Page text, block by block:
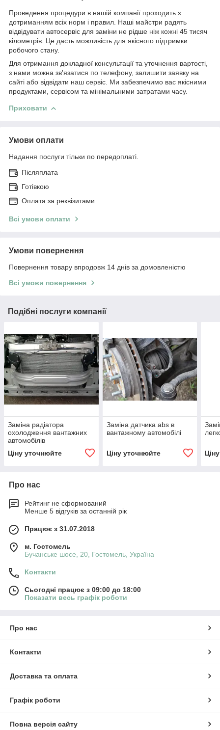
Проведення процедури в нашій компанії проходить з
дотриманням всіх норм і правил. Наші майстри радять
відвідувати автосервіс для заміни не рідше ніж кожні 45 тисяч
кілометрів. Це дасть можливість для якісного підтримки
робочого стану.
Для отримання докладної консультації та уточнення вартості,
з нами можна зв'язатися по телефону, залишити заявку на
сайті або відвідати наш сервіс. Ми забезпечимо вас якісними
продуктами, сервісом та мінімальними затратами часу.
Приховати
Умови оплати
Надання послуги тільки по передоплаті.
Післяплата
Готівкою
Оплата за реквізитами
Всі умови оплати
Умови повернення
Повернення товару впродовж 14 днів за домовленістю
Всі умови повернення
Подібні послуги компанії
Заміна радіатора
охолодження вантажних
автомобілів
Ціну уточнюйте
Заміна датчика abs в
вантажному автомобілі
Ціну уточнюйте
Про нас
Рейтинг не сформований
Менше 5 відгуків за останній рік
Працює з 31.07.2018
м. Гостомель
Бучанське шосе, 20, Гостомель, Україна
Контакти
Сьогодні працює з 09:00 до 18:00
Показати весь графік роботи
Про нас
Контакти
Доставка та оплата
Графік роботи
Повна версія сайту